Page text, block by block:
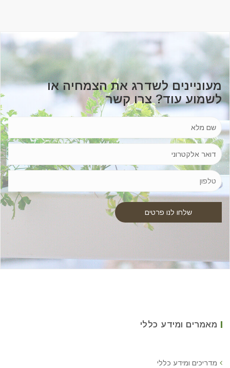
מעוניינים לשדרג את הצמחיה או
לשמוע עוד? צרו קשר
מאמרים ומידע כללי
מדריכים ומידע כללי